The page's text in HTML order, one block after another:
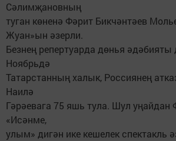
Сәлимҗановның
туган көненә Фәрит Бикчәнтәев
Жуан»ын әзерли.
Безнең репертуарда дөнья
Ноябрьдә
Татарстанның халык, Россиянең
Наилә
Гәрәевага 75 яшь тула. Шул уңайдан
«Исәнме,
улым» дигән ике кешелек спектакль